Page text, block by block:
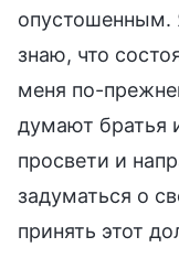
опустошенным.
знаю, что
меня по-
думают братья
просвети и
задуматься о
принять этот